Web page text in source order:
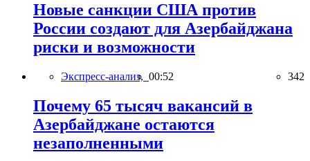
Новые санкции США против
России создают для Азербайджана
риски и возможности
Экспресс-анализ, 00:52 342
Почему 65 тысяч вакансий в
Азербайджане остаются
незаполненными